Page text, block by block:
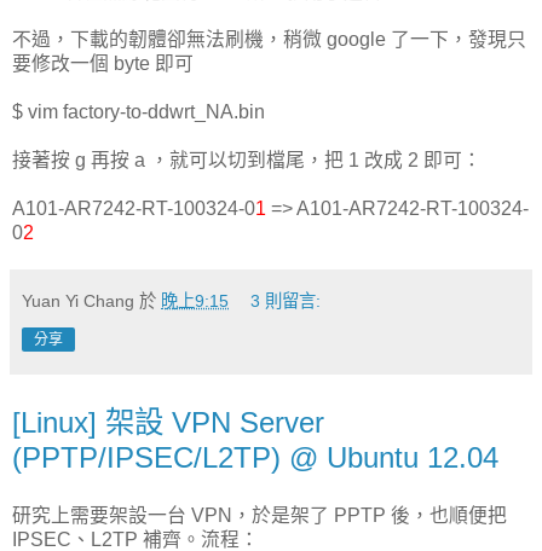
不過，下載的韌體卻無法刷機，稍微 google 了一下，發現只
要修改一個 byte 即可
$ vim factory-to-ddwrt_NA.bin
接著按 g 再按 a ，就可以切到檔尾，把 1 改成 2 即可：
A101-AR7242-RT-100324-01 => A101-AR7242-RT-100324-
02
Yuan Yi Chang 於 晚上9:15 3 則留言:
分享
[Linux] 架設 VPN Server
(PPTP/IPSEC/L2TP) @ Ubuntu 12.04
研究上需要架設一台 VPN，於是架了 PPTP 後，也順便把
IPSEC、L2TP 補齊。流程：